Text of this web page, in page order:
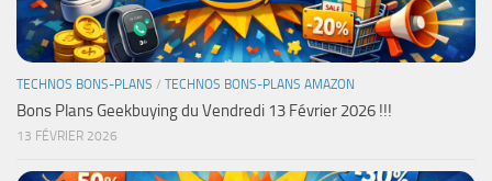
TECHNOS BONS-PLANS / TECHNOS BONS-PLANS AMAZON
Bons Plans Geekbuying du Vendredi 13 Février 2026 !!!
13 FÉVRIER 2026